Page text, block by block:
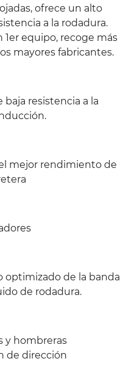
ofrece un alto
a la rodadura.
equipo, recoge más
mayores fabricantes.
resistencia a la
mejor rendimiento de
optimizado de la banda
de rodadura.
y hombreras
de dirección